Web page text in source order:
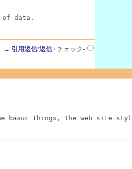
data.
→ 引用返信/返信/ チェック-
basuc things, The web